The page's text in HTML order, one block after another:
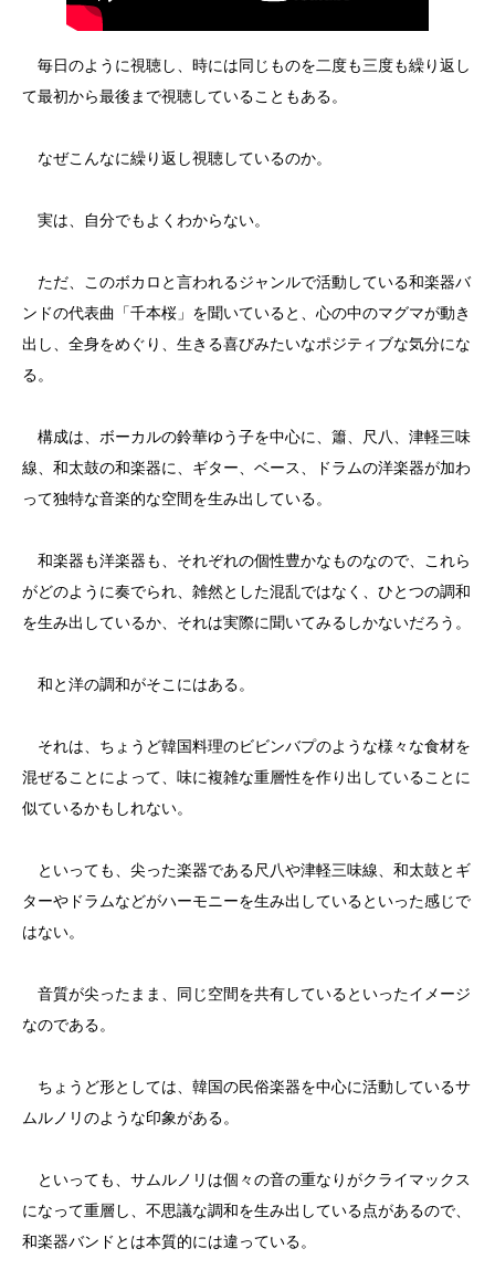
毎日のように視聴し、時には同じものを二度も三度も繰り返し
て最初から最後まで視聴していることもある。
なぜこんなに繰り返し視聴しているのか。
実は、自分でもよくわからない。
ただ、このボカロと言われるジャンルで活動している和楽器バ
ンドの代表曲「千本桜」を聞いていると、心の中のマグマが動き
出し、全身をめぐり、生きる喜びみたいなポジティブな気分にな
る。
構成は、ボーカルの鈴華ゆう子を中心に、簫、尺八、津軽三味
線、和太鼓の和楽器に、ギター、ベース、ドラムの洋楽器が加わ
って独特な音楽的な空間を生み出している。
和楽器も洋楽器も、それぞれの個性豊かなものなので、これら
がどのように奏でられ、雑然とした混乱ではなく、ひとつの調和
を生み出しているか、それは実際に聞いてみるしかないだろう。
和と洋の調和がそこにはある。
それは、ちょうど韓国料理のビビンバプのような様々な食材を
混ぜることによって、味に複雑な重層性を作り出していることに
似ているかもしれない。
といっても、尖った楽器である尺八や津軽三味線、和太鼓とギ
ターやドラムなどがハーモニーを生み出しているといった感じで
はない。
音質が尖ったまま、同じ空間を共有しているといったイメージ
なのである。
ちょうど形としては、韓国の民俗楽器を中心に活動しているサ
ムルノリのような印象がある。
といっても、サムルノリは個々の音の重なりがクライマックス
になって重層し、不思議な調和を生み出している点があるので、
和楽器バンドとは本質的には違っている。